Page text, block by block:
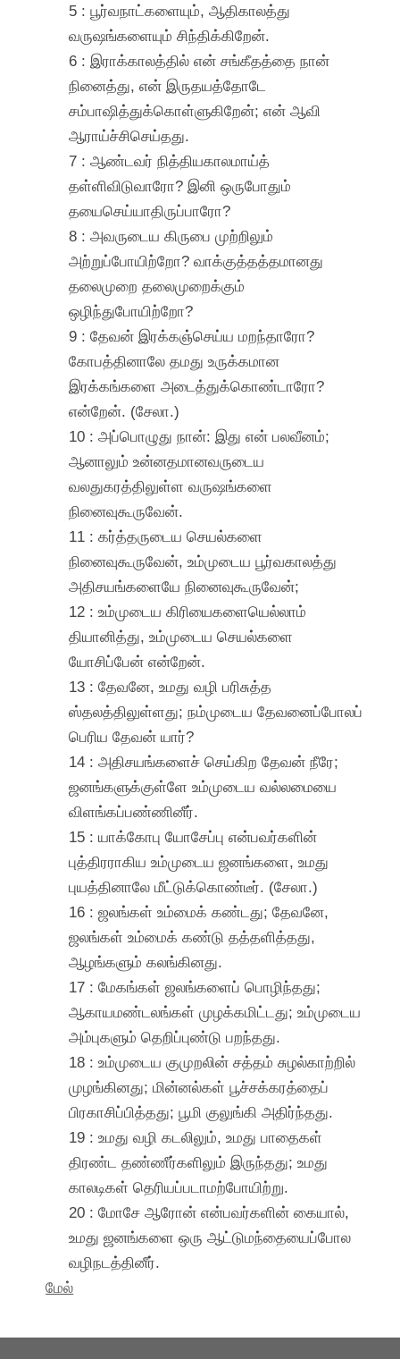
5 : பூர்வநாட்களையும், ஆதிகாலத்து
வருஷங்களையும் சிந்திக்கிறேன்.
6 : இராக்காலத்தில் என் சங்கீதத்தை நான்
நினைத்து, என் இருதயத்தோடே
சம்பாஷித்துக்கொள்ளுகிறேன்; என் ஆவி
ஆராய்ச்சிசெய்தது.
7 : ஆண்டவர் நித்தியகாலமாய்த்
தள்ளிவிடுவாரோ? இனி ஒருபோதும்
தயைசெய்யாதிருப்பாரோ?
8 : அவருடைய கிருபை முற்றிலும்
அற்றுப்போயிற்றோ? வாக்குத்தத்தமானது
தலைமுறை தலைமுறைக்கும்
ஒழிந்துபோயிற்றோ?
9 : தேவன் இரக்கஞ்செய்ய மறந்தாரோ?
கோபத்தினாலே தமது உருக்கமான
இரக்கங்களை அடைத்துக்கொண்டாரோ?
என்றேன். (சேலா.)
10 : அப்பொழுது நான்: இது என் பலவீனம்;
ஆனாலும் உன்னதமானவருடைய
வலதுகரத்திலுள்ள வருஷங்களை
நினைவுகூருவேன்.
11 : கர்த்தருடைய செயல்களை
நினைவுகூருவேன், உம்முடைய பூர்வகாலத்து
அதிசயங்களையே நினைவுகூருவேன்;
12 : உம்முடைய கிரியைகளையெல்லாம்
தியானித்து, உம்முடைய செயல்களை
யோசிப்பேன் என்றேன்.
13 : தேவனே, உமது வழி பரிசுத்த
ஸ்தலத்திலுள்ளது; நம்முடைய தேவனைப்போலப்
பெரிய தேவன் யார்?
14 : அதிசயங்களைச் செய்கிற தேவன் நீரே;
ஜனங்களுக்குள்ளே உம்முடைய வல்லமையை
விளங்கப்பண்ணினீர்.
15 : யாக்கோபு யோசேப்பு என்பவர்களின்
புத்திரராகிய உம்முடைய ஜனங்களை, உமது
புயத்தினாலே மீட்டுக்கொண்டீர். (சேலா.)
16 : ஜலங்கள் உம்மைக் கண்டது; தேவனே,
ஜலங்கள் உம்மைக் கண்டு தத்தளித்தது,
ஆழங்களும் கலங்கினது.
17 : மேகங்கள் ஜலங்களைப் பொழிந்தது;
ஆகாயமண்டலங்கள் முழக்கமிட்டது; உம்முடைய
அம்புகளும் தெறிப்புண்டு பறந்தது.
18 : உம்முடைய குமுறலின் சத்தம் சுழல்காற்றில்
முழங்கினது; மின்னல்கள் பூச்சக்கரத்தைப்
பிரகாசிப்பித்தது; பூமி குலுங்கி அதிர்ந்தது.
19 : உமது வழி கடலிலும், உமது பாதைகள்
திரண்ட தண்ணீர்களிலும் இருந்தது; உமது
காலடிகள் தெரியப்படாமற்போயிற்று.
20 : மோசே ஆரோன் என்பவர்களின் கையால்,
உமது ஜனங்களை ஒரு ஆட்டுமந்தையைப்போல
வழிநடத்தினீர்.
மேல்